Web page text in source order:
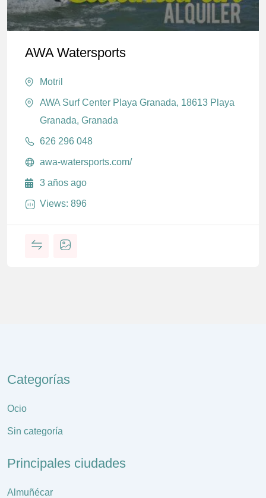
AWA Watersports
Motril
AWA Surf Center Playa Granada, 18613 Playa
Granada, Granada
626 296 048
awa-watersports.com/
3 años ago
Views: 896
Categorías
Ocio
Sin categoría
Principales ciudades
Almuñécar